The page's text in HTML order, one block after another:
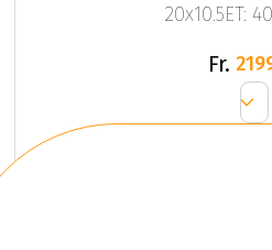
20x10.5ET:
Fr.